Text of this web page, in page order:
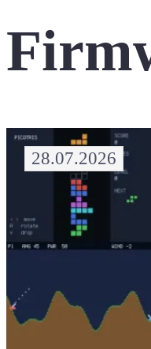
28.07.2026